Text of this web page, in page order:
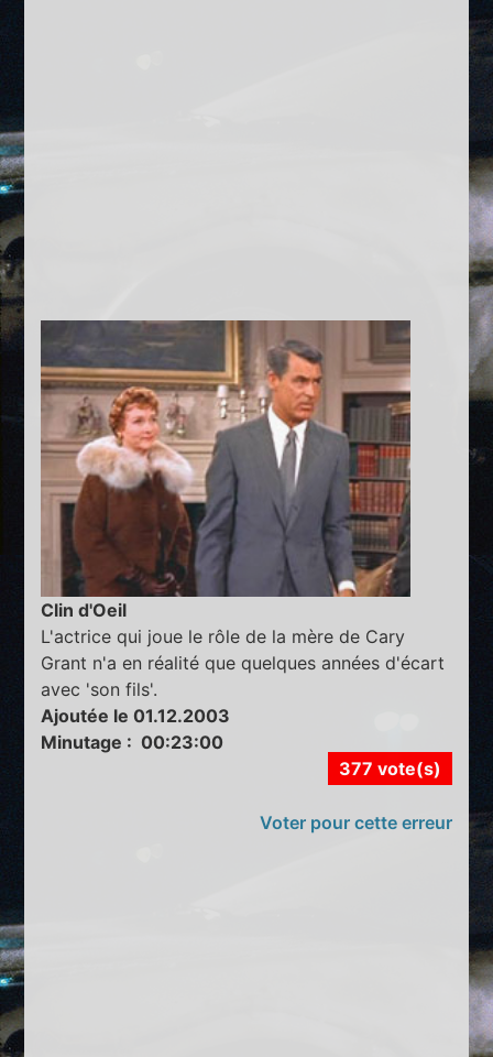
Clin d'Oeil
L'actrice qui joue le rôle de la mère de Cary
Grant n'a en réalité que quelques années d'écart
avec 'son fils'.
Ajoutée le 01.12.2003
Minutage : 00:23:00
377 vote(s)
Voter pour cette erreur